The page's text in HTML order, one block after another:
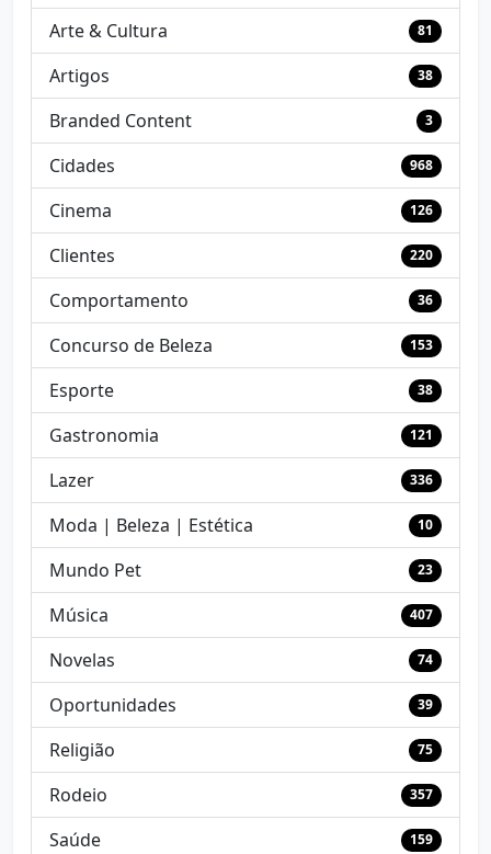
Arte & Cultura 81
Artigos 38
Branded Content 3
Cidades 968
Cinema 126
Clientes 220
Comportamento 36
Concurso de Beleza 153
Esporte 38
Gastronomia 121
Lazer 336
Moda | Beleza | Estética 10
Mundo Pet 23
Música 407
Novelas 74
Oportunidades 39
Religião 75
Rodeio 357
Saúde 159